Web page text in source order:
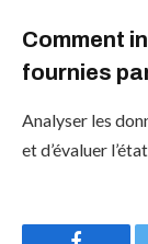
Comment
fournies
Analyser les
et d’évaluer